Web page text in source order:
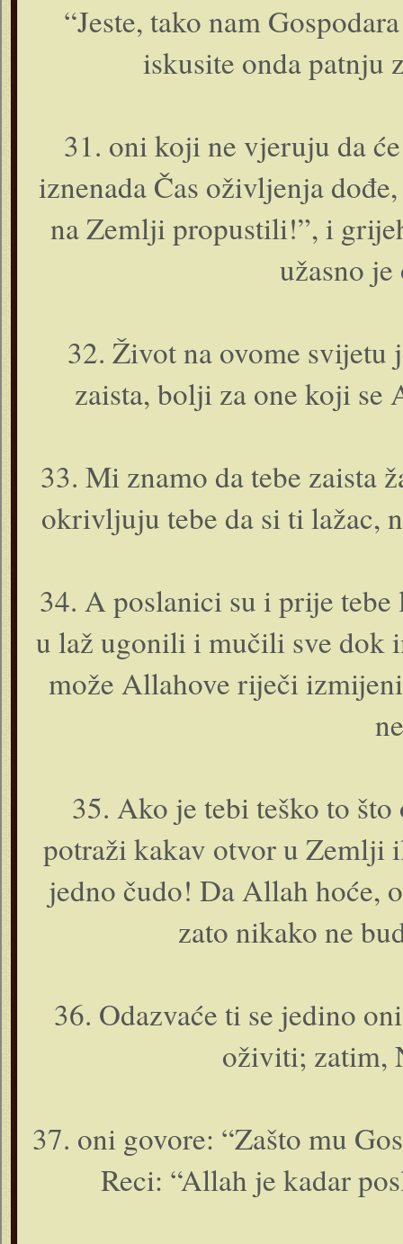
“Jeste, tako nam
iskusite o­nda patnju
31. o­ni koji ne vjeruju da
iznenada Čas oživljenja
na Zemlji propustili!”, i
užasno
32. Život na ovome svijetu
zaista, bolji za o­ne koji se
33. Mi znamo da tebe zaista
okrivljuju tebe da si ti lažac,
34. A poslanici su i prije
u laž ugonili i mučili sve dok
može Allahove riječi
35. Ako je tebi teško to
potraži kakav otvor u Zemlji
jedno čudo! Da Allah hoće,
zato nikako ne
36. Odazvaće ti se jedino
oživiti; zatim,
37. o­ni govore: “Zašto mu
Reci: “Allah je kadar